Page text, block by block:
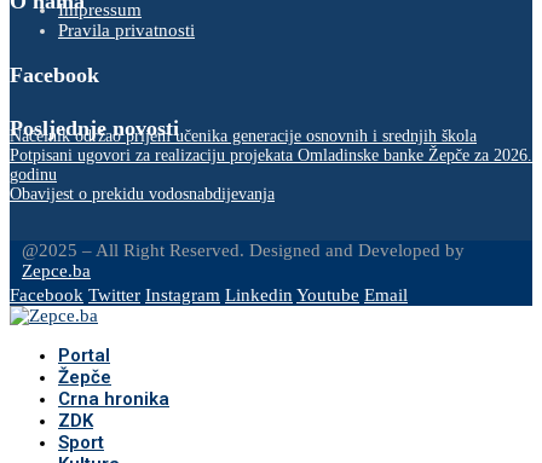
Impressum
Pravila privatnosti
Facebook
Posljednje novosti
Načelnik održao prijem učenika generacije osnovnih i srednjih škola
Potpisani ugovori za realizaciju projekata Omladinske banke Žepče za 2026.
godinu
Obavijest o prekidu vodosnabdijevanja
@2025 – All Right Reserved. Designed and Developed by
Zepce.ba
Facebook Twitter Instagram LinkedinYoutube Email
Portal
Žepče
Crna hronika
ZDK
Sport